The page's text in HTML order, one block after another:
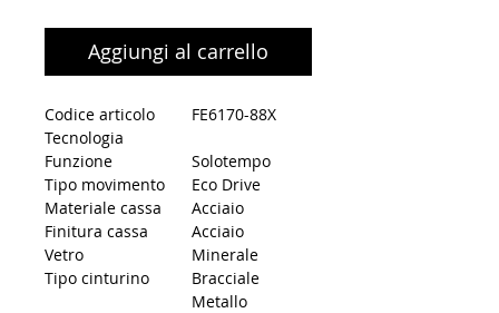
Aggiungi al carrello
Codice articolo
FE6170-88X
Tecnologia
Funzione
Solotempo
Tipo movimento
Eco Drive
Materiale cassa
Acciaio
Finitura cassa
Acciaio
Vetro
Minerale
Tipo cinturino
Bracciale
Metallo